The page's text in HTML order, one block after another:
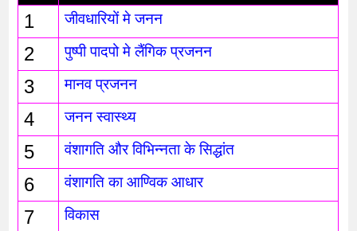
1
जीवधारियों मे जनन
2 पुष्पी पादपो मे लैंगिक प्रजनन
3 मानव प्रजनन
4 जनन स्वास्थ्य
5 वंशागति और विभिन्नता के सिद्धांत
6 वंशागति का आण्विक आधार
7 विकास